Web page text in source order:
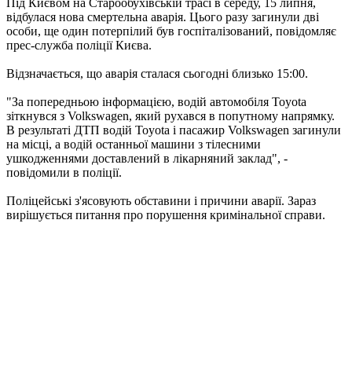
відбулася нова смертельна аварія. Цього разу загинули дві
особи, ще один потерпілий був госпіталізований, повідомляє
прес-служба поліції Києва.
Відзначається, що аварія сталася сьогодні близько 15:00.
"За попередньою інформацією, водій автомобіля Toyota
зіткнувся з Volkswagen, який рухався в попутному напрямку.
В результаті ДТП водій Toyota і пасажир Volkswagen загинули
на місці, а водій останньої машини з тілесними
ушкодженнями доставлений в лікарняний заклад", -
повідомили в поліції.
Поліцейські з'ясовують обставини і причини аварії. Зараз
вирішується питання про порушення кримінальної справи.